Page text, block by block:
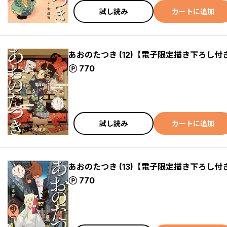
試し読み カートに追加
あおのたつき (12)【電子限定描き下ろし付
770
ポイント
試し読み カートに追加
あおのたつき (13)【電子限定描き下ろし付
770
ポイント